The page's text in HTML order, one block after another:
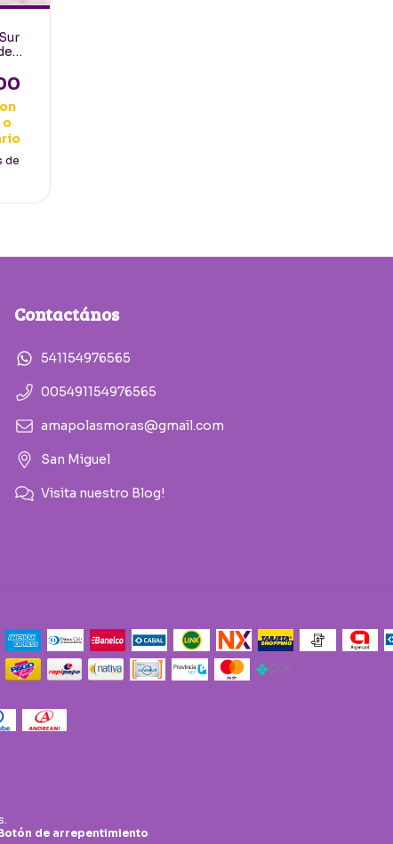
o
de
Contactános
541154976565
005491154976565
amapolasmoras@gmail.com
San Miguel
Visita nuestro Blog!
de arrepentimiento